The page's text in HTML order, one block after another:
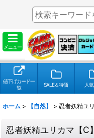
メニュー
値下げカード一
覧
SALE＆特価 人
ホーム > 【自然】 > 忍者妖精ユ
忍者妖精ユリカマ【C